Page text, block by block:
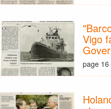
Vigo
page 16